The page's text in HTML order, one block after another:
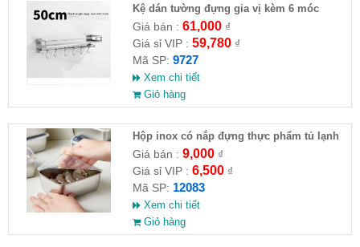
Kệ dán tường đựng gia vị kèm 6 móc
(50cm)
Giá bán : 61,000₫
Giá sỉ VIP : 59,780₫
Mã SP: 9727
Xem chi tiết
Giỏ hàng
Hộp inox có nắp đựng thực phẩm tủ lạnh
hộp size 13,5x6x10,5cm
Giá bán : 9,000₫
Giá sỉ VIP : 6,500₫
Mã SP: 12083
Xem chi tiết
Giỏ hàng